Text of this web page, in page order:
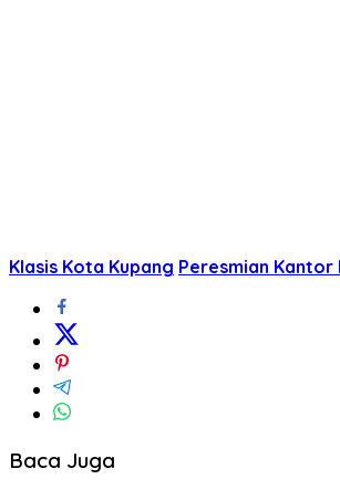
Klasis Kota Kupang Peresmian Kantor
Baca Juga